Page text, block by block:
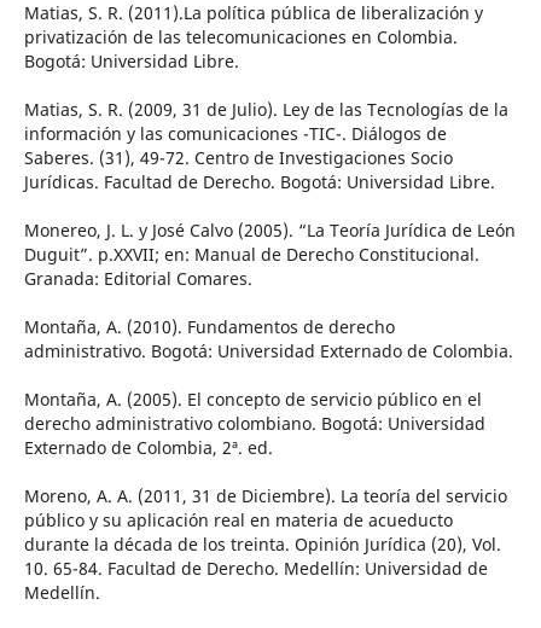
Matias, S. R. (2011).La política pública de liberalización y
privatización de las telecomunicaciones en Colombia.
Bogotá: Universidad Libre.
Matias, S. R. (2009, 31 de Julio). Ley de las Tecnologías de la
información y las comunicaciones -TIC-. Diálogos de
Saberes. (31), 49-72. Centro de Investigaciones Socio
Jurídicas. Facultad de Derecho. Bogotá: Universidad Libre.
Monereo, J. L. y José Calvo (2005). “La Teoría Jurídica de León
Duguit”. p.XXVII; en: Manual de Derecho Constitucional.
Granada: Editorial Comares.
Montaña, A. (2010). Fundamentos de derecho
administrativo. Bogotá: Universidad Externado de Colombia.
Montaña, A. (2005). El concepto de servicio público en el
derecho administrativo colombiano. Bogotá: Universidad
Externado de Colombia, 2ª. ed.
Moreno, A. A. (2011, 31 de Diciembre). La teoría del servicio
público y su aplicación real en materia de acueducto
durante la década de los treinta. Opinión Jurídica (20), Vol.
10. 65-84. Facultad de Derecho. Medellín: Universidad de
Medellín.